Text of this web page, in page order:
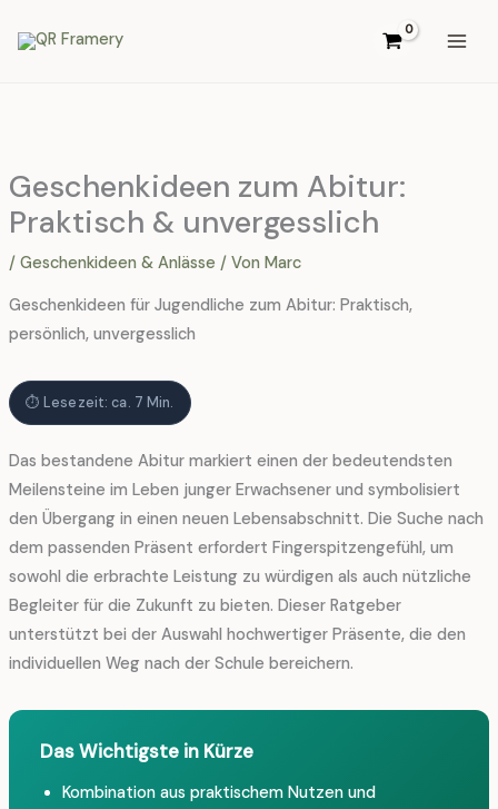
Inhalt
Geschenkideen zum Abitur:
Praktisch & unvergesslich
/ Geschenkideen & Anlässe / Von Marc
Geschenkideen für Jugendliche zum Abitur: Praktisch,
persönlich, unvergesslich
⏱ Lesezeit: ca. 7 Min.
Das bestandene Abitur markiert einen der bedeutendsten
Meilensteine im Leben junger Erwachsener und symbolisiert
den Übergang in einen neuen Lebensabschnitt. Die Suche nach
dem passenden Präsent erfordert Fingerspitzengefühl, um
sowohl die erbrachte Leistung zu würdigen als auch nützliche
Begleiter für die Zukunft zu bieten. Dieser Ratgeber
unterstützt bei der Auswahl hochwertiger Präsente, die den
individuellen Weg nach der Schule bereichern.
Das Wichtigste in Kürze
Kombination aus praktischem Nutzen und